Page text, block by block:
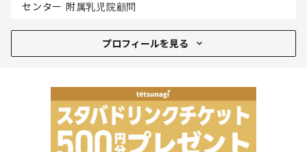
センター 附属乳児院顧問
プロフィールを見る
昭和49年昭和大学医学部卒業。同年日赤医療センター小
第1小児科副部長、日赤医療センター附属乳児院院長。育
児書、育児雑誌に多数執筆